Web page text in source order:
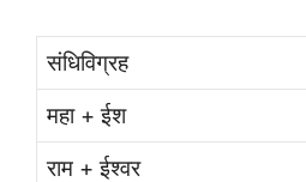
संधिविग्रह
महा + ईश
राम + ईश्वर